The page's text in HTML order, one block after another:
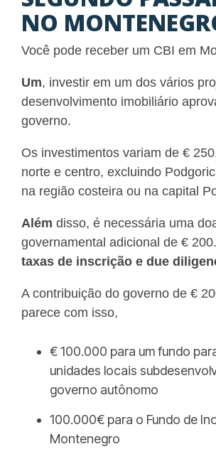
NO
Você pode receber um CBI em
Um, investir em um dos vários
desenvolvimento imobiliário
governo.
Os investimentos variam de €
norte e centro, excluindo
na região costeira ou na capital
Além disso, é necessária uma
governamental adicional de €
taxas de inscrição e due
A contribuição do governo de €
parece com isso,
€ 100.000 para um fundo
unidades locais
governo autônomo
100.000€ para o Fundo de
Montenegro